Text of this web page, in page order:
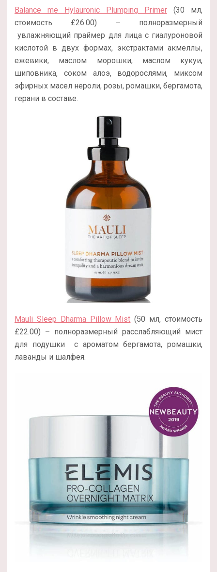
Balance me Hylauronic Plumping Primer (30 мл,
стоимость £26.00) – полноразмерный
увлажняющий праймер для лица c гиалуроновой
кислотой в двух формах, экстрактами акмеллы,
ежевики, маслом морошки, маслом кукуи,
шиповника, соком алоэ, водорослями, миксом
эфирных масел нероли, розы, ромашки, бергамота,
герани в составе.
Mauli Sleep Dharma Pillow Mist (50 мл, стоимость
£22.00) – полноразмерный расслабляющий мист
для подушки с ароматом бергамота, ромашки,
лаванды и шалфея.